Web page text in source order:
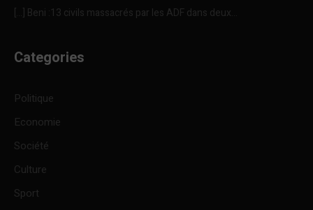
[…] Beni :13 civils massacrés par les ADF dans deux...
Categories
Politique
Economie
Société
Culture
Sport